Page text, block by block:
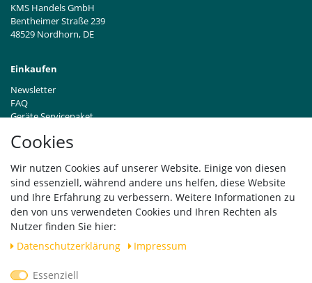
Cookies
Wir nutzen Cookies auf unserer Website. Einige von diesen
sind essenziell, während andere uns helfen, diese Website
und Ihre Erfahrung zu verbessern. Weitere Informationen zu
den von uns verwendeten Cookies und Ihren Rechten als
Nutzer finden Sie hier:
Daten­schutz­erklärung
Impressum
Essenziell
KMS Handels GmbH
Bentheimer Straße 239
48529 Nordhorn, DE
Einkaufen
Newsletter
FAQ
Geräte Servicepaket
Händleranfragen B2B
Widerrufsrecht
Vertrag widerrufen
Versand